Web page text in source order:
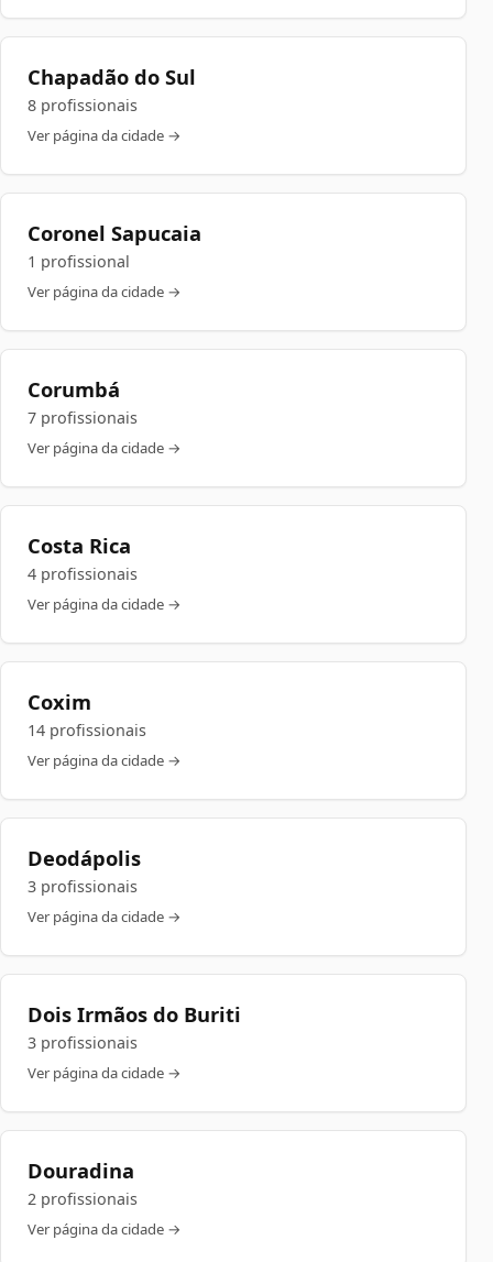
Chapadão do Sul
8 profissionais
Ver página da cidade →
Coronel Sapucaia
1 profissional
Ver página da cidade →
Corumbá
7 profissionais
Ver página da cidade →
Costa Rica
4 profissionais
Ver página da cidade →
Coxim
14 profissionais
Ver página da cidade →
Deodápolis
3 profissionais
Ver página da cidade →
Dois Irmãos do Buriti
3 profissionais
Ver página da cidade →
Douradina
2 profissionais
Ver página da cidade →